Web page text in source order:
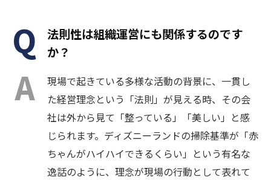
法則性は組織運営にも関係するのです
か？
現場で起きている多様な活動の背景に、一貫し
た経営理念という「法則」が見える時、その会
社は外から見て「整っている」「美しい」と感
じられます。ディズニーランドの掃除基準が「赤
ちゃんがハイハイできるくらい」という有名な
逸話のように、理念が現場の行動として表れて